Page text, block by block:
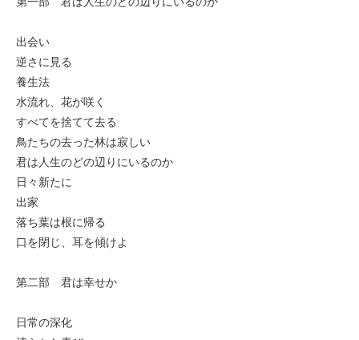
出会い
逆さに見る
養生法
水流れ、花が咲く
すべてを捨てて去る
鳥たちの去った林は寂しい
君は人生のどの辺りにいるのか
日々新たに
出家
落ち葉は根に帰る
口を閉じ、耳を傾けよ
第二部 君は幸せか
日常の深化